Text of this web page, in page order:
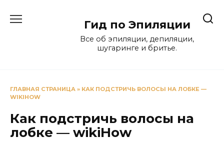
Гид по Эпиляции
Все об эпиляции, депиляции,
шугаринге и бритье.
ГЛАВНАЯ СТРАНИЦА » КАК ПОДСТРИЧЬ ВОЛОСЫ НА ЛОБКЕ —
WIKIHOW
Как подстричь волосы на
лобке — wikiHow